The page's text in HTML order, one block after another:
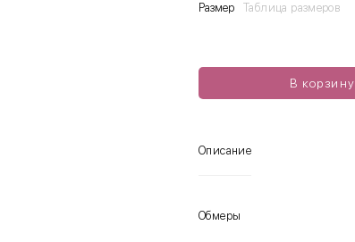
Размер Таблица размеров
В корзину
Описание
Обмеры